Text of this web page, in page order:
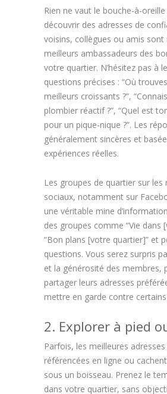
Rien ne vaut le bouche-à-
découvrir des adresses de
voisins, collègues ou amis sont
meilleurs ambassadeurs des
votre quartier. N’hésitez pas à
questions précises : “Où
meilleurs croissants ?”,
plombier réactif ?”, “Quel est
pour un pique-nique ?”. Les
généralement sincères et
expériences réelles.
Les groupes de quartier sur les
sociaux, notamment sur
une véritable mine
des groupes comme “Vie dans
“Bon plans [votre quartier]” et
questions. Vous serez surpris
et la générosité des membres,
partager leurs adresses
mettre en garde contre
2. Explorer à pied
Parfois, les meilleures
référencées en ligne ou
sous un boisseau. Prenez le
dans votre quartier, sans